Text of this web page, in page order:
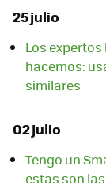
25 julio
Los
hacemos:
similares
02 julio
Tengo un
estas son